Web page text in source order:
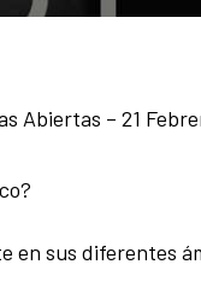
Abiertas – 21
en sus diferentes